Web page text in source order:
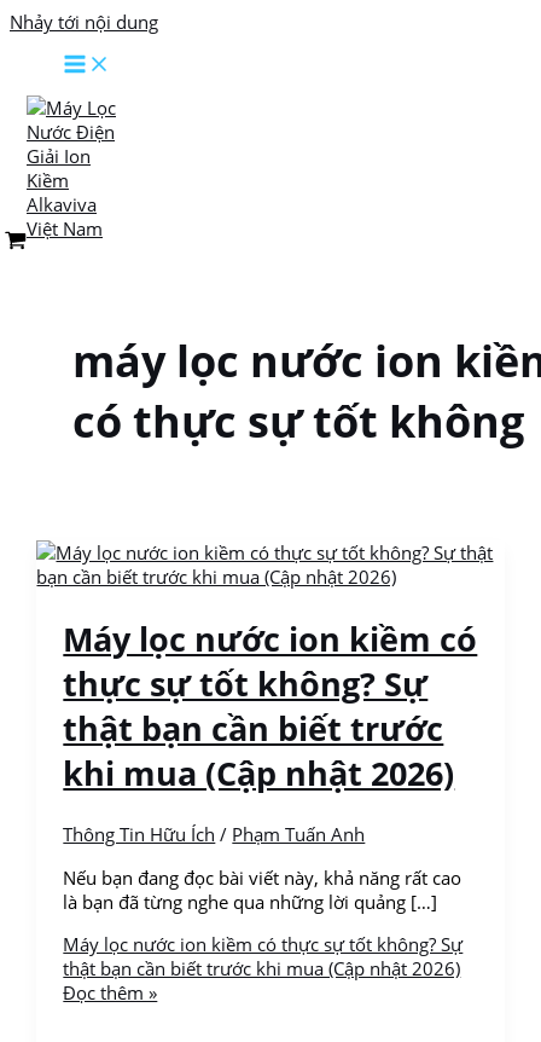
Nhảy tới nội dung
máy lọc nước ion
có thực sự tốt không
Máy lọc nước ion kiềm có
thực sự tốt không? Sự
thật bạn cần biết trước
khi mua (Cập nhật 2026)
Thông Tin Hữu Ích / Phạm Tuấn Anh
Nếu bạn đang đọc bài viết này, khả năng rất cao
là bạn đã từng nghe qua những lời quảng […]
Máy lọc nước ion kiềm có thực sự tốt không? Sự
thật bạn cần biết trước khi mua (Cập nhật 2026)
Đọc thêm »